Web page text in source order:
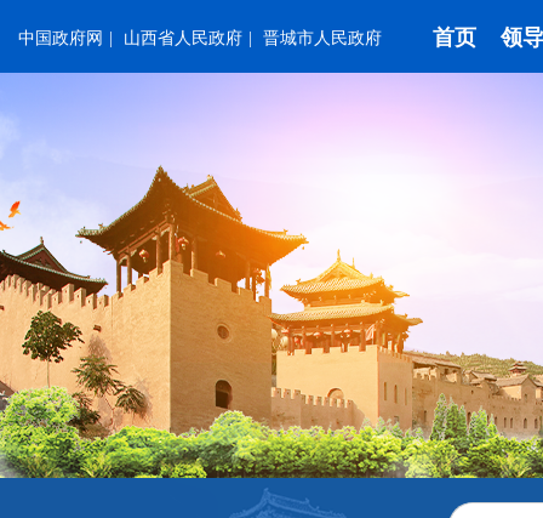
中国政府网 山西省人民政府 晋城市人民政府 首页 领